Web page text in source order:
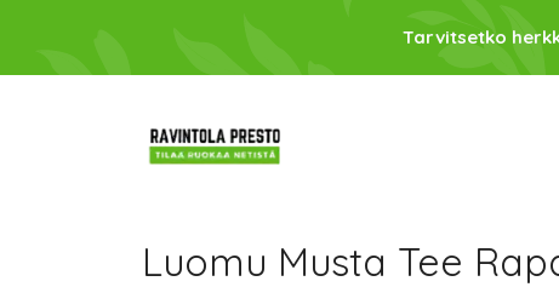
Tarvitsetko
Luomu Musta Tee